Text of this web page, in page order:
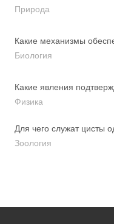
Природа
Какие механизмы
Биология
Какие явления
Физика
Для чего служат цисты
Зоология